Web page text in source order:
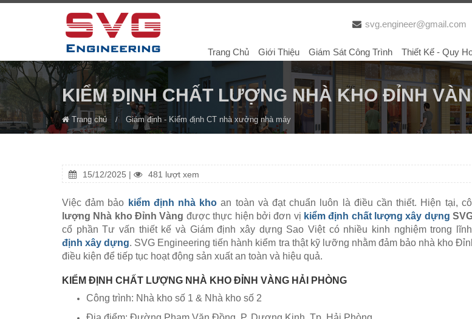
svg.engineer@gmail.com
Trang Chủ Giới Thiệu Giám Sát Công Trình Thiết Kế - Quy
KIỂM ĐỊNH CHẤT LƯỢNG NHÀ KHO ĐỈNH
Trang chủ Giám định - Kiểm định CT nhà xưởng nhà máy
15/12/2025 | 481 lượt xem
Việc đảm bảo kiểm định nhà kho an toàn và đạt chuẩn luôn là điều cần thiết. Hiện tại,
lượng Nhà kho Đỉnh Vàng được thực hiện bởi đơn vị kiểm định chất lượng xây dựng
cổ phần Tư vấn thiết kế và Giám định xây dựng Sao Việt có nhiều kinh nghiệm trong
định xây dựng. SVG Engineering tiến hành kiểm tra thật kỹ lưỡng nhằm đảm bảo nhà kho
điều kiện để tiếp tục hoạt động sản xuất an toàn và hiệu quả.
KIỂM ĐỊNH CHẤT LƯỢNG NHÀ KHO ĐỈNH VÀNG HẢI PHÒNG
Công trình: Nhà kho số 1 & Nhà kho số 2